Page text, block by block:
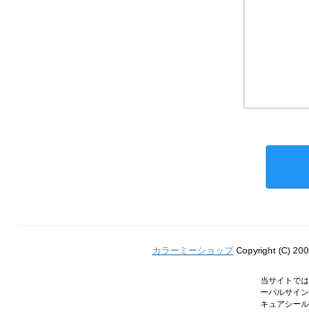
カラーミーショップCopyright (C)
当サイトで
ーバルサイ
キュアシー